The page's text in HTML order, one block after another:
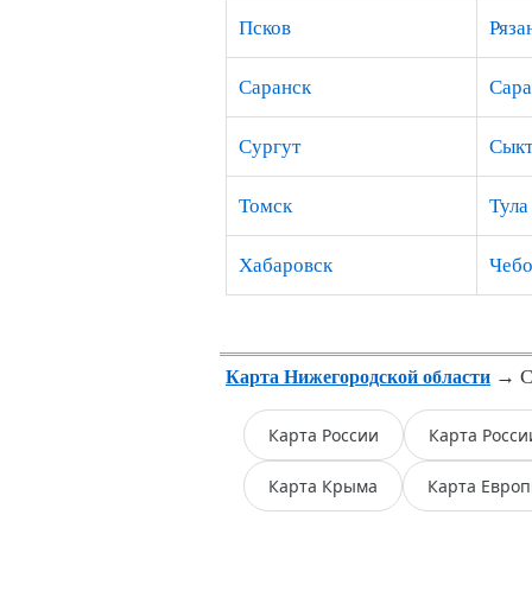
Псков
Саранск
Сургут
Томск Тула
Хабаровск
Карта Нижегородской области →
Карта России Карта
Карта Крыма Карта